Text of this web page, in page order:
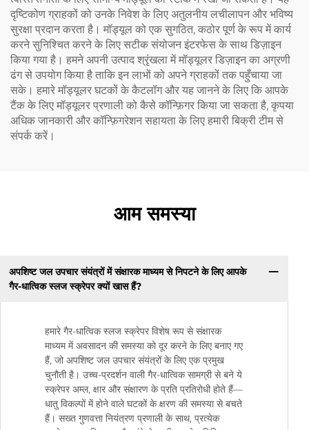
दृष्टिकोण ग्राहकों को उनके निवेश के लिए अतुलनीय लचीलापन और भविष्य
सुरक्षा प्रदान करता है। मॉड्यूल को एक सुगठित, कठोर पूर्ण के रूप में कार्य
करने सुनिश्चित करने के लिए सटीक संयोजन इंटरफेस के साथ डिज़ाइन
किया गया है। हमने अपनी उत्पाद श्रृंखला में मॉड्यूलर डिज़ाइन का अग्रणी
ढंग से उपयोग किया है ताकि इन लाभों को अपने ग्राहकों तक पहुँचाया जा
सके। हमारे मॉड्यूलर घटकों के कैटलॉग और यह जानने के लिए कि आपके
टैंक के लिए मॉड्यूलर प्रणाली को कैसे कॉन्फ़िगर किया जा सकता है, कृपया
अधिक जानकारी और कॉन्फ़िगरेशन सहायता के लिए हमारी बिक्री टीम से
संपर्क करें।
आम समस्या
अपशिष्ट जल उपचार संयंत्रों में संक्षारक माध्यम से निपटने के लिए आपके
गैर-धात्विक स्लज स्क्रेपर क्यों खास हैं?
हमारे गैर-धात्विक स्लज स्क्रेपर विशेष रूप से संक्षारक
माध्यम में अवसादन की समस्या को दूर करने के लिए बनाए गए
हैं, जो अपशिष्ट जल उपचार संयंत्रों के लिए एक प्रमुख
चुनौती है। उच्च-प्रदर्शन वाली गैर-धात्विक सामग्री से बने ये
स्क्रेपर अम्ल, क्षार और संक्षारण के प्रति प्रतिरोधी होते हैं—
धातु विकल्पों में होने वाले घटकों के क्षरण की समस्या से बचते
हैं। सख्त गुणवत्ता नियंत्रण प्रणाली के साथ, प्रत्येक